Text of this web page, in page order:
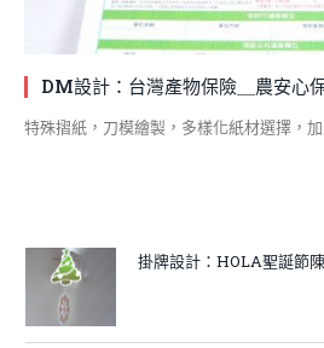
DM設計：台灣產物保險＿農安心
特殊摺紙，刀模繪製，多樣化紙材選擇，
掛牌設計：HOLA聖誕節